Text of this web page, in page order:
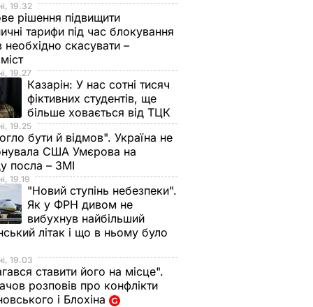
19.32
рішення підвищити
тарифи під час блокування
необхідно скасувати –
19.27
Казарін: У нас сотні тисяч
фіктивних студентів, ще
більше ховається від ТЦК
19.25
бути й відмов". Україна не
США Умєрова на
посла – ЗМІ
19.19
"Новий ступінь небезпеки".
Як у ФРН дивом не
вибухнув найбільший
літак і що в ньому було
19.03
ставити його на місце".
розповів про конфлікти
і Блохіна